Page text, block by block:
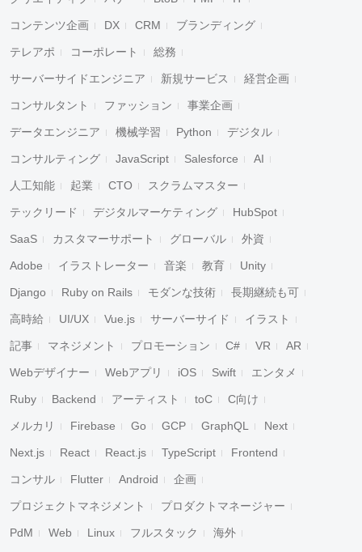
コンテンツ企画 DX CRM ブランディング
テレアポ コーポレート 総務
サーバーサイドエンジニア 新規サービス 経営企画
コンサルタント ファッション 事業企画
データエンジニア 機械学習 Python デジタル
コンサルティング JavaScript Salesforce AI
人工知能 起業 CTO スクラムマスター
テックリード デジタルマーケティング HubSpot
SaaS カスタマーサポート グローバル 外資
Adobe イラストレーター 音楽 教育 Unity
Django Ruby on Rails モダンな技術 長期継続も可
高時給 UI/UX Vue.js サーバーサイド イラスト
記事 マネジメント プロモーション C# VR AR
Webデザイナー Webアプリ iOS Swift エンタメ
Ruby Backend アーティスト toC C向け
メルカリ Firebase Go GCP GraphQL Next
Next.js React React.js TypeScript Frontend
コンサル Flutter Android 企画
プロジェクトマネジメント プロダクトマネージャー
PdM Web Linux フルスタック 海外